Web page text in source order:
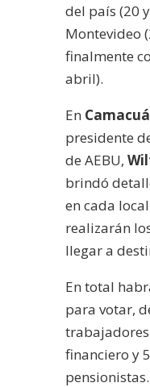
del país (20
Montevideo
finalmente
abril).
En
presidente
de AEBU,
brindó
en cada
realizarán
llegar a
En total
para votar,
financiero y